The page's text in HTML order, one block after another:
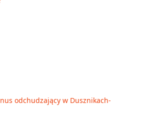
odchudzający w Dusznikach-